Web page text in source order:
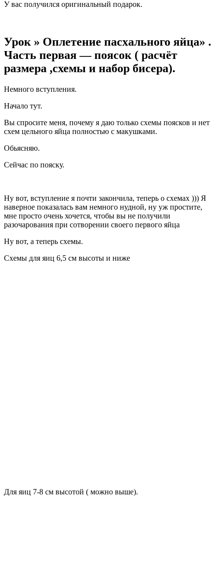
У вас получился оригинальный подарок.
Урок » Оплетение пасхального яйца» .
Часть первая — поясок ( расчёт
размера ,схемы и набор бисера).
Немного вступления.
Начало тут.
Вы спросите меня, почему я даю только схемы поясков и нет
схем цельного яйца полностью с макушками.
Обьясняю.
Сейчас по пояску.
Ну вот, вступление я почти закончила, теперь о схемах ))) Я
наверное показалась вам немного нудной, ну уж простите,
мне просто очень хочется, чтобы вы не получили
разочарования при сотворении своего первого яйца
Ну вот, а теперь схемы.
Схемы для яиц 6,5 см высоты и ниже
Для яиц 7-8 см высотой ( можно выше).